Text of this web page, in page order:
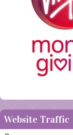
Website Traffic